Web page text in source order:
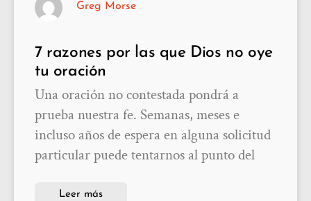
7 razones por las que Dios no oye
tu oración
Una oración no contestada pondrá a
prueba nuestra fe. Semanas, meses e
incluso años de espera en alguna solicitud
particular puede tentarnos al punto del
Leer más
Greg Morse